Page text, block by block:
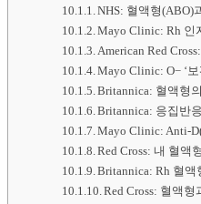
NHS: 혈액형(ABO)
Mayo Clinic: Rh 인
American Red
Mayo Clinic: O− ‘
Britannica: 혈액형
Britannica: 응집반
Mayo Clinic: Anti-
Red Cross: 내 혈액
Britannica: Rh 혈액
Red Cross: 혈액